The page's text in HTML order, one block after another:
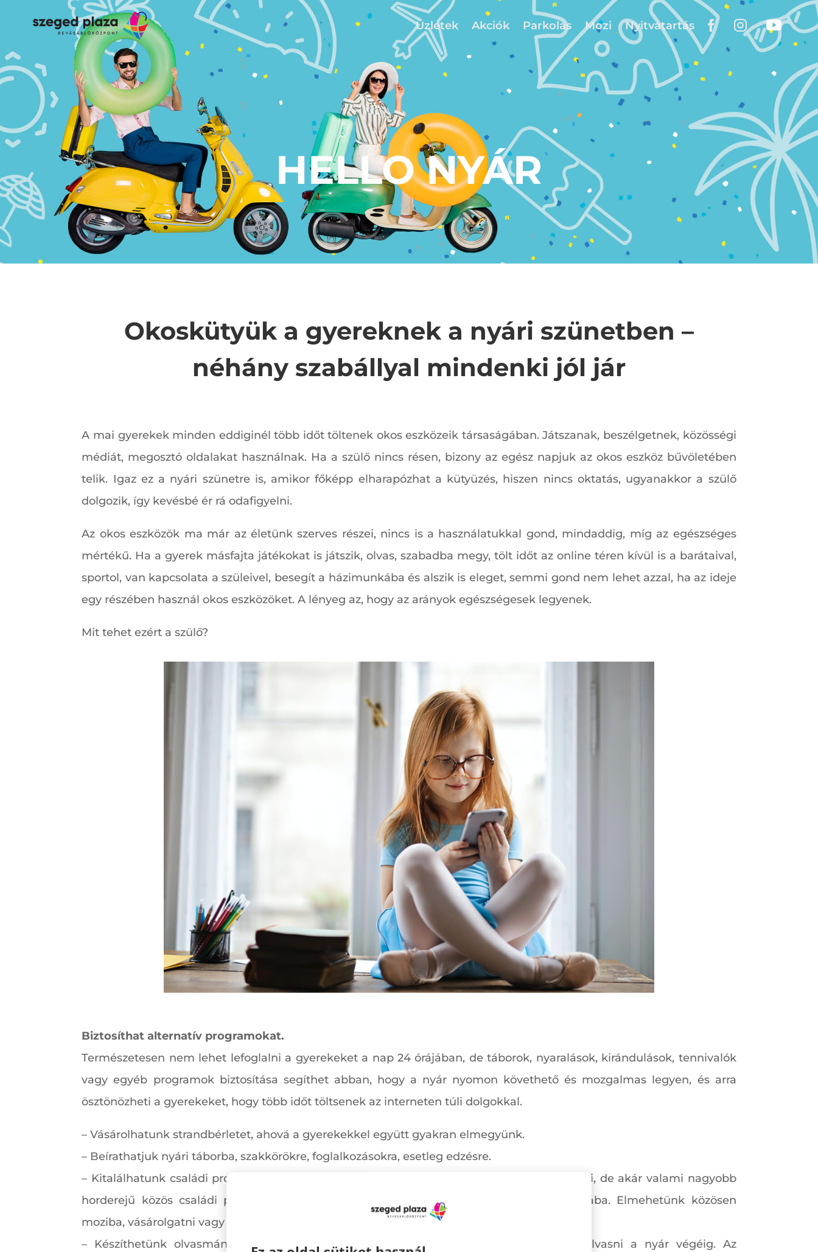
Üzletek Akciók Parkolás Mozi Nyitvatartás
HELLO NYÁR
Okoskütyük a gyereknek a nyári szünetben –
néhány szabállyal mindenki jól jár
A mai gyerekek minden eddiginél több időt töltenek okos eszközeik társaságában. Játszanak, beszélgetnek, közösségi
médiát, megosztó oldalakat használnak. Ha a szülő nincs résen, bizony az egész napjuk az okos eszköz bűvöletében
telik. Igaz ez a nyári szünetre is, amikor főképp elharapózhat a kütyüzés, hiszen nincs oktatás, ugyanakkor a szülő
dolgozik, így kevésbé ér rá odafigyelni.
Az okos eszközök ma már az életünk szerves részei, nincs is a használatukkal gond, mindaddig, míg az egészséges
mértékű. Ha a gyerek másfajta játékokat is játszik, olvas, szabadba megy, tölt időt az online téren kívül is a barátaival,
sportol, van kapcsolata a szüleivel, besegít a házimunkába és alszik is eleget, semmi gond nem lehet azzal, ha az ideje
egy részében használ okos eszközöket. A lényeg az, hogy az arányok egészségesek legyenek.
Mit tehet ezért a szülő?
Biztosíthat alternatív programokat.
Természetesen nem lehet lefoglalni a gyerekeket a nap 24 órájában, de táborok, nyaralások, kirándulások, tennivalók
vagy egyéb programok biztosítása segíthet abban, hogy a nyár nyomon követhető és mozgalmas legyen, és arra
ösztönözheti a gyerekeket, hogy több időt töltsenek az interneten túli dolgokkal.
– Vásárolhatunk strandbérletet, ahová a gyerekekkel együtt gyakran elmegyünk.
– Beírathatjuk nyári táborba, szakkörökre, foglalkozásokra, esetleg edzésre.
– Kitalálhatunk családi programokat: lehet közösen kirándulni, kertészkedni, társasjátékozni, de akár valami nagyobb
horderejű közös családi projektbe is belevághatunk, például a gyerekszoba kidekorálásába. Elmehetünk közösen
moziba, vásárolgatni vagy csak sétálni és fagyizni, miközben jókat beszélgetünk.
– Készíthetünk olvasmánylistát, kijelölhetünk könyveket, amiket a gyereknek el kell olvasni a nyár végéig. Az